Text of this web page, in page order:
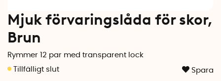
Mjuk förvaringslåda för skor,
Brun
Rymmer 12 par med transparent lock
Spara